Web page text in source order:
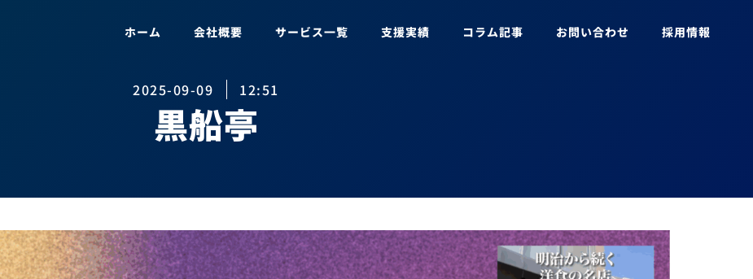
ホーム 会社概要 サービス一覧 支援実績 コラム記事 お問い合わせ 採用情報
2025-09-09 12:51
黒船亭